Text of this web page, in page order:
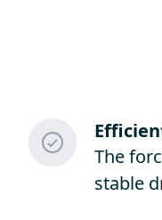
The
stable